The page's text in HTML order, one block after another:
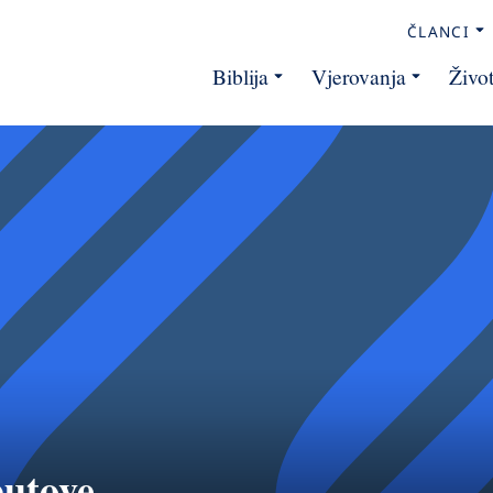
ČLANCI
Biblija Vjerovanja Život